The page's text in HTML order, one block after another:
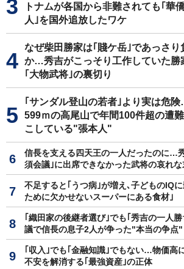
トナムが各国から非難されても｢華
人｣を国外追放したワケ
なぜ柴田勝家は｢賤ケ岳｣であっさり
か…秀吉がこっそり工作していた勝
｢大物武将｣の裏切り
｢サンダル登山の若者｣より実は危
599ｍの高尾山で年間100件超の遭
こしている"張本人"
信長を支える四天王の一人だったのに…
須会議｣に出席できなかった武将の哀れな
不足すると｢うつ病｣が増え､子どものIQ
ために欠かせないスーパーにある食材｣
｢織田家の後継者選び｣でも｢秀吉の一人
議で信長の息子2人が争った"本当の争点"
｢収入｣でも｢金融知識｣でもない…物価高
不安を解消する｢最強資産｣の正体